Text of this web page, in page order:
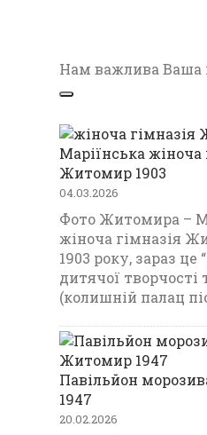
Нам важлива Ваша
Маріїнська жіноча
Житомир 1903
04.03.2026
Фото Житомира –
жіноча гімназія
1903 року, зараз це
дитячої творчості
(колишній палац
Павільйон
1947
20.02.2026